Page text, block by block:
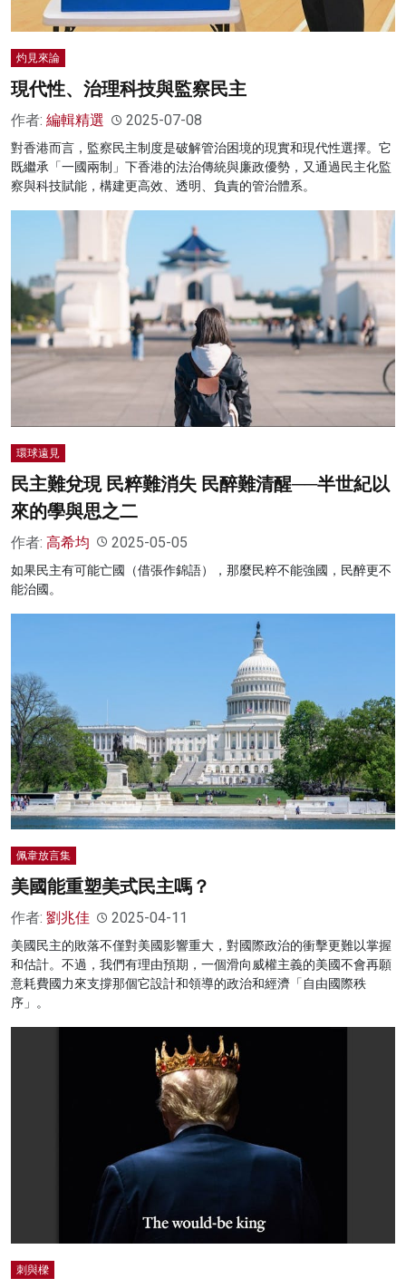
灼見來論
現代性、治理科技與監察民主
作者: 編輯精選 2025-07-08
對香港而言，監察民主制度是破解管治困境的現實和現代性選擇。它
既繼承「一國兩制」下香港的法治傳統與廉政優勢，又通過民主化監
察與科技賦能，構建更高效、透明、負責的管治體系。
環球遠見
民主難兌現 民粹難消失 民醉難清醒──半世紀以
來的學與思之二
作者: 高希均 2025-05-05
如果民主有可能亡國（借張作錦語），那麼民粹不能強國，民醉更不
能治國。
佩韋放言集
美國能重塑美式民主嗎？
作者: 劉兆佳 2025-04-11
美國民主的敗落不僅對美國影響重大，對國際政治的衝擊更難以掌握
和估計。不過，我們有理由預期，一個滑向威權主義的美國不會再願
意耗費國力來支撐那個它設計和領導的政治和經濟「自由國際秩
序」。
刺與樑